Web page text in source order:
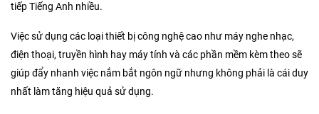
tiếp Tiếng Anh nhiều.
Việc sử dụng các loại thiết bị công nghệ cao như máy nghe nhạc,
điện thoại, truyền hình hay máy tính và các phần mềm kèm theo sẽ
giúp đẩy nhanh việc nắm bắt ngôn ngữ nhưng không phải là cái duy
nhất làm tăng hiệu quả sử dụng.